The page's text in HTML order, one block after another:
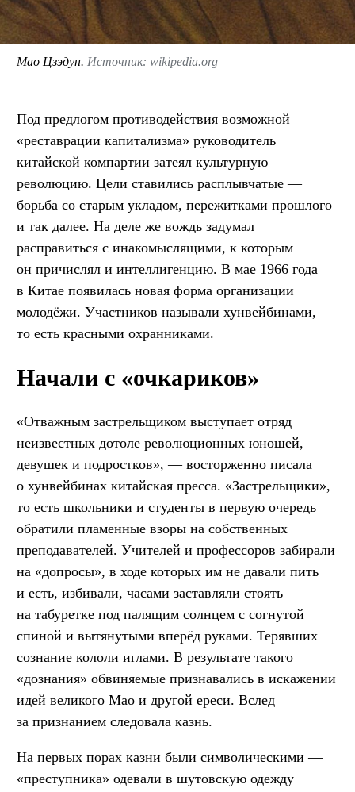
Мао Цзэдун. Источник: wikipedia.org
Под предлогом противодействия возможной
«реставрации капитализма» руководитель
китайской компартии затеял культурную
революцию. Цели ставились расплывчатые —
борьба со старым укладом, пережитками прошлого
и так далее. На деле же вождь задумал
расправиться с инакомыслящими, к которым
он причислял и интеллигенцию. В мае 1966 года
в Китае появилась новая форма организации
молодёжи. Участников называли хунвейбинами,
то есть красными охранниками.
Начали с «очкариков»
«Отважным застрельщиком выступает отряд
неизвестных дотоле революционных юношей,
девушек и подростков», — восторженно писала
о хунвейбинах китайская пресса. «Застрельщики»,
то есть школьники и студенты в первую очередь
обратили пламенные взоры на собственных
преподавателей. Учителей и профессоров забирали
на «допросы», в ходе которых им не давали пить
и есть, избивали, часами заставляли стоять
на табуретке под палящим солнцем с согнутой
спиной и вытянутыми вперёд руками. Терявших
сознание кололи иглами. В результате такого
«дознания» обвиняемые признавались в искажении
идей великого Мао и другой ереси. Вслед
за признанием следовала казнь.
На первых порах казни были символическими —
«преступника» одевали в шутовскую одежду